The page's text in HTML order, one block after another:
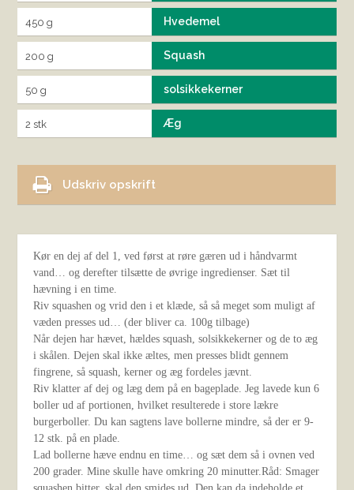
450 g Hvedemel
200 g Squash
50 g solsikkekerner
2 stk Æg
Udskriv opskrift
Kør en dej af del 1, ved først at røre gæren ud i håndvarmt
vand… og derefter tilsætte de øvrige ingredienser. Sæt til
hævning i en time.
Riv squashen og vrid den i et klæde, så så meget som muligt af
væden presses ud… (der bliver ca. 100g tilbage)
Når dejen har hævet, hældes squash, solsikkekerner og de to æg
i skålen. Dejen skal ikke æltes, men presses blidt gennem
fingrene, så squash, kerner og æg fordeles jævnt.
Riv klatter af dej og læg dem på en bageplade. Jeg lavede kun 6
boller ud af portionen, hvilket resulterede i store lækre
burgerboller. Du kan sagtens lave bollerne mindre, så der er 9-
12 stk. på en plade.
Lad bollerne hæve endnu en time… og sæt dem så i ovnen ved
200 grader. Mine skulle have omkring 20 minutter.Råd: Smager